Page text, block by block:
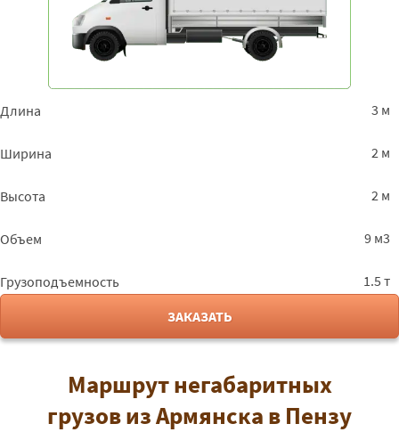
Длина 3 м
Ширина 2 м
Высота 2 м
Объем 9 м3
Грузоподъемность
1.5 т
ЗАКАЗАТЬ
Маршрут негабаритных
грузов из Армянска в Пензу